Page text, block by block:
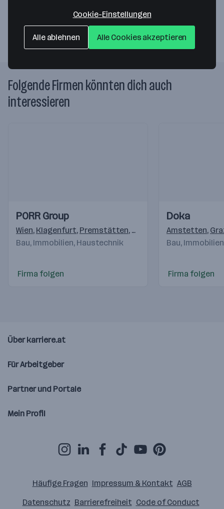
Folgende Firmen könnten dich auch
interessieren
Videos
Einblicke
Einblicke
PORR Group
Wien, Klagenfurt, Premstätten, Salzburg ,Pölten,Linz ,
Bau, Immobilien, Haustechnik
Firma folgen
Videos
Einblicke
Einblicke
Doka
Amstetten,
Bau,
Firma folgen
Über karriere.at
Für Arbeitgeber
Partner und Portale
Mein Profil
Häufige Fragen Impressum & Kontakt AGB
Datenschutz Barrierefreiheit Code of Conduct
Cookie-Einstellungen
Alle ablehnen Alle Cookies akzeptieren